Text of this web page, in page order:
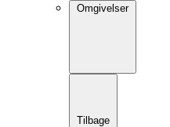
Omgivelser
Tilbage